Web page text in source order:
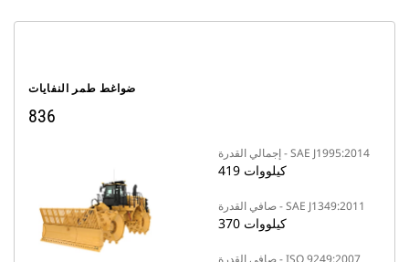
ضواغط طمر النفايات
836
إجمالي القدرة - SAE J1995:2014
419 كيلووات
صافي القدرة - SAE J1349:2011
370 كيلووات
صافي القدرة - ISO 9249:2007